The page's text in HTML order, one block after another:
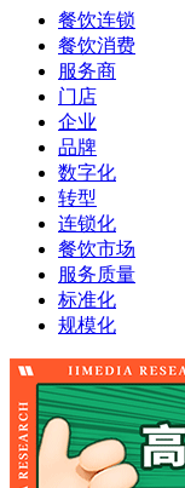
餐饮连锁
餐饮消费
服务商
门店
企业
品牌
数字化
转型
连锁化
餐饮市场
服务质量
标准化
规模化